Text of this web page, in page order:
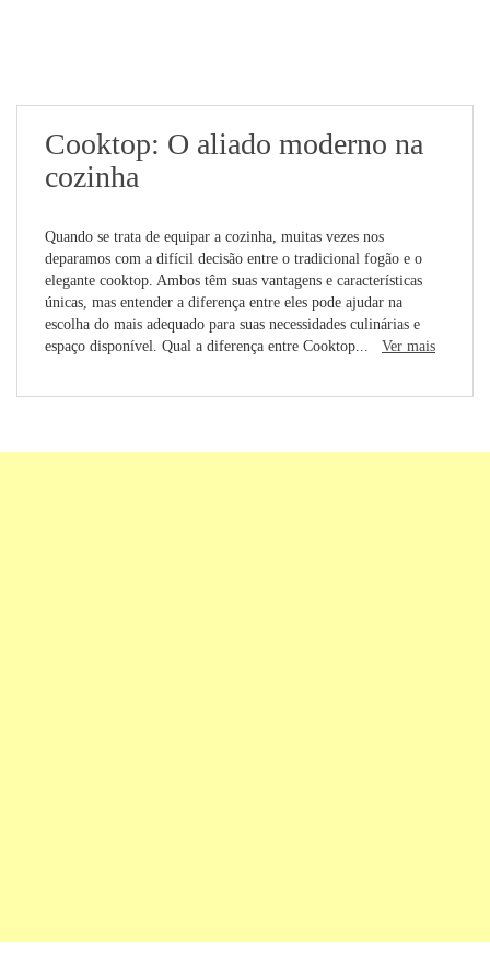
Cooktop: O aliado moderno na
cozinha
Quando se trata de equipar a cozinha, muitas vezes nos
deparamos com a difícil decisão entre o tradicional fogão e o
elegante cooktop. Ambos têm suas vantagens e características
únicas, mas entender a diferença entre eles pode ajudar na
escolha do mais adequado para suas necessidades culinárias e
espaço disponível. Qual a diferença entre Cooktop... Ver mais